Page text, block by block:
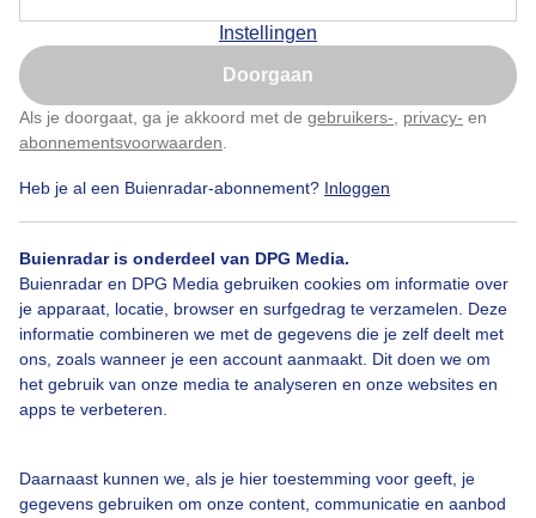
Instellingen
Doorgaan
Als je doorgaat, ga je akkoord met de gebruikers- privacy- en
abonnementsvoorwaarden
Heb je al een Buienradar-abonnement? Inloggen
Buienradar is onderdeel van DPG Media.
Buienradar en DPG Media gebruiken cookies om informatie over
je apparaat, locatie, browser en surfgedrag te verzamelen. Deze
informatie combineren we met de gegevens die je zelf deelt met
ons, zoals wanneer je een account aanmaakt. Dit doen we om
het gebruik van onze media te analyseren en onze websites en
apps te verbeteren.
Daarnaast kunnen we, als je hier toestemming voor geeft, je
gegevens gebruiken om onze content, communicatie en aanbod
Rustig weer
Door: Peter van der Schoot Gemaakt: 16-05-2026, 15x bekeken
Bekijk slideshow
Een moment geduld aub...
Nu niet, misschien later
Klik hierom dit aan te passen